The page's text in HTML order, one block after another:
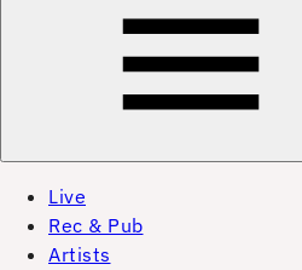
Live
Rec & Pub
Artists